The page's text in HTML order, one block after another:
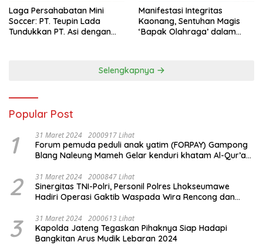
Laga Persahabatan Mini
Soccer: PT. Teupin Lada
Tundukkan PT. Asi dengan
Manifestasi Integritas
Kaonang, Sentuhan Magis
‘Bapak Olahraga’ dalam
Selengkapnya
Popular Post
1 31 Maret 2024 2000917 Lihat
Forum pemuda peduli anak yatim (FORPAY) Gampong
Blang Naleung Mameh Gelar kenduri khatam Al-Qur’an
2 31 Maret 2024 2000847 Lihat
Sinergitas TNI-Polri, Personil Polres Lhokseumawe
Hadiri Operasi Gaktib Waspada Wira Rencong dan
3 31 Maret 2024 2000613 Lihat
Kapolda Jateng Tegaskan Pihaknya Siap Hadapi
Bangkitan Arus Mudik Lebaran 2024